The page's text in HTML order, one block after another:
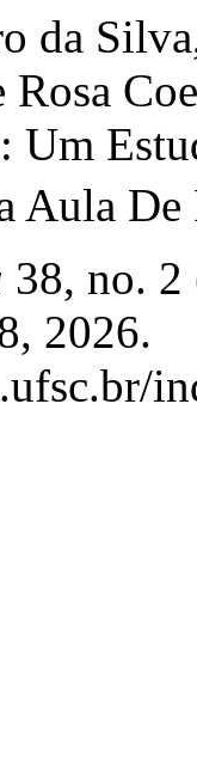
da
Rosa
Um
De
38, no. 2
2026.